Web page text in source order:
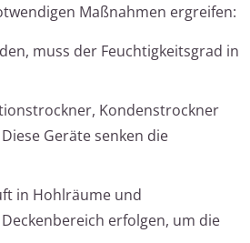
Maßnahmen ergreifen:
muss der Feuchtigkeitsgrad in
Kondenstrockner
Geräte senken die
in Hohlräume und
erfolgen, um die